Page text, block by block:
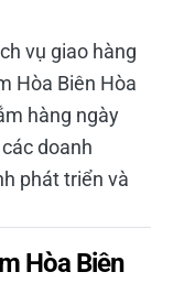
vụ giao hàng
Hòa Biên Hòa
hàng ngày
doanh
phát triển và
Hòa Biên